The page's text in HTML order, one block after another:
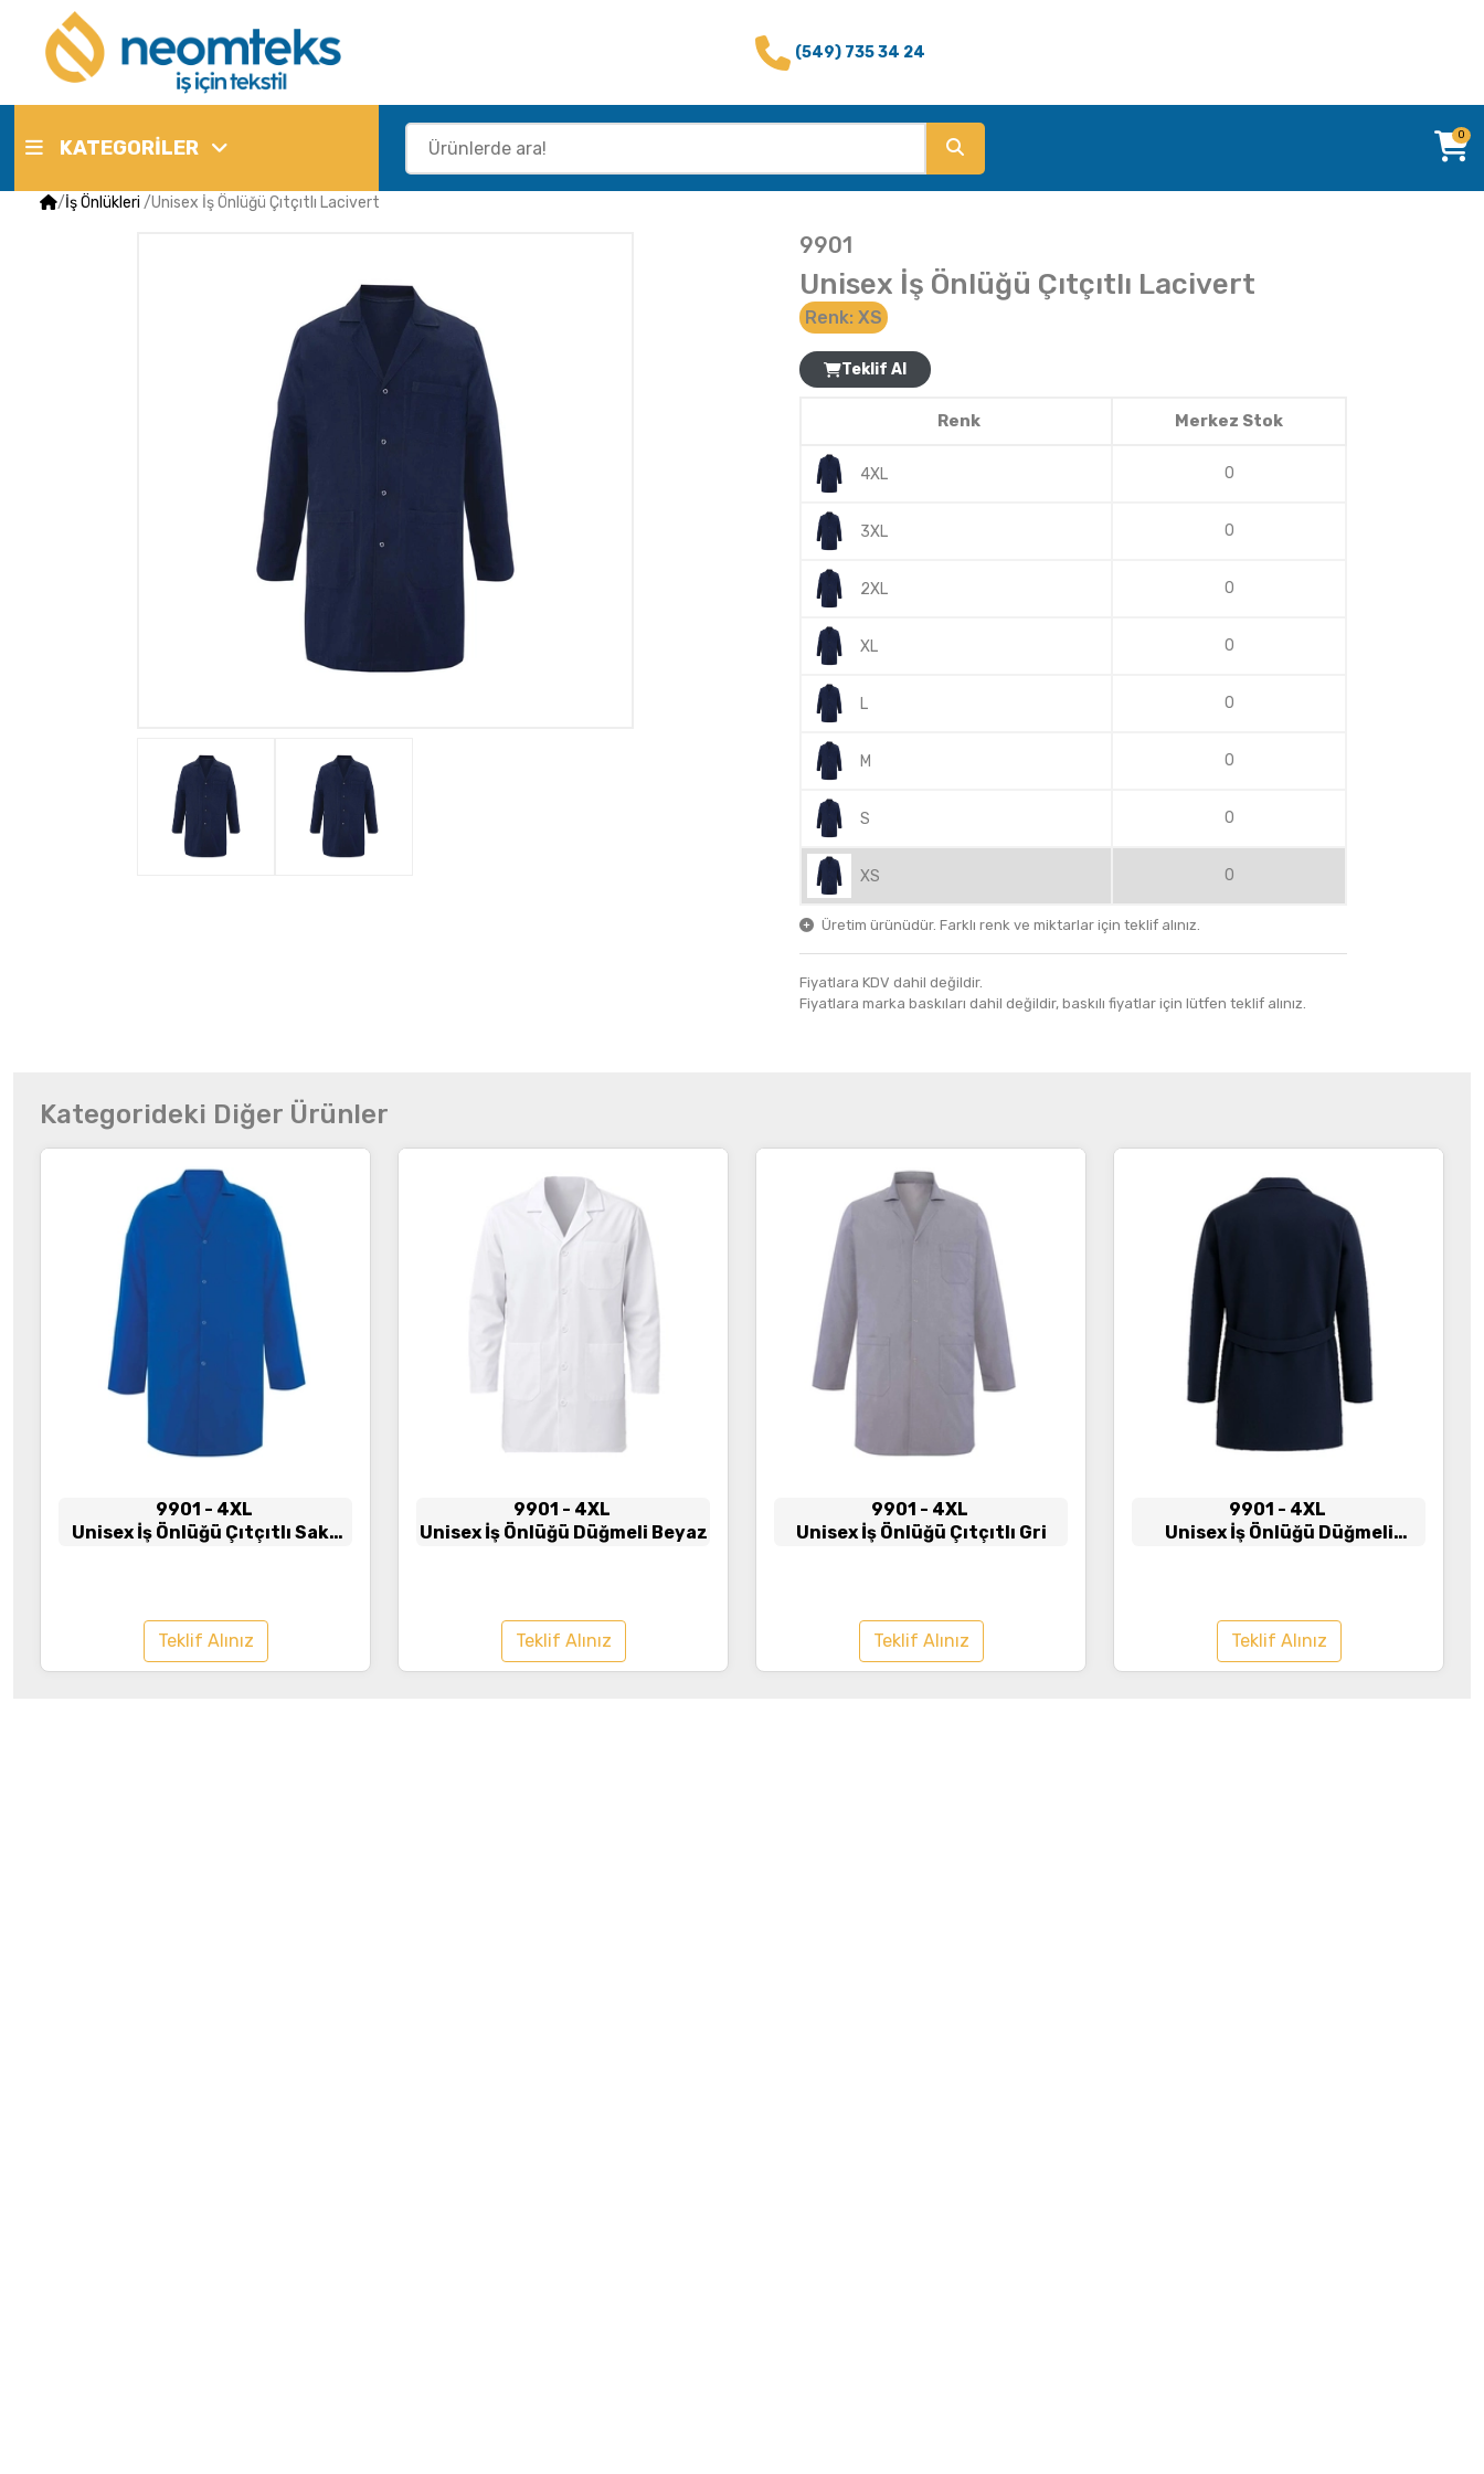
(549) 735 34 24
KATEGORİLER
0
/İş Önlükleri /Unisex İş Önlüğü Çıtçıtlı Lacivert
9901
Unisex İş Önlüğü Çıtçıtlı Lacivert
Renk: XS
Teklif Al
Renk Merkez Stok
4XL 0
3XL 0
2XL 0
XL 0
L 0
M 0
S 0
XS 0
Üretim ürünüdür. Farklı renk ve miktarlar için teklif alınız.
Fiyatlara KDV dahil değildir.
Fiyatlara marka baskıları dahil değildir, baskılı fiyatlar için lütfen teklif alınız.
Kategorideki Diğer Ürünler
9901 - 4XL
Unisex İş Önlüğü Çıtçıtlı Saks
Teklif Alınız
İncele
9901 - 4XL
Unisex İş Önlüğü Düğmeli Beyaz
Teklif Alınız
9901 - 4XL
Unisex İş Önlüğü Çıtçıtlı Gri
Teklif Alınız
9901 - 4XL
Unisex İş Önlüğü Düğmeli
Teklif Alınız